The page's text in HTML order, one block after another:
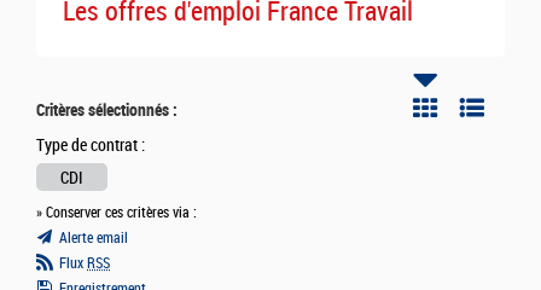
Les offres d'emploi France Travail
Critères sélectionnés :
Type de contrat :
CDI
» Conserver ces critères via :
Alerte email
Flux RSS